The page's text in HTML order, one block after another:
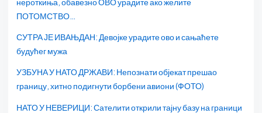
ПОТОМСТВО…
СУТРА ЈЕ ИВАЊДАН: Девојке урадите ово и сањаћете
будућег мужа
УЗБУНА У НАТО ДРЖАВИ: Непознати објекат прешао
границу, хитно подигнути борбени авиони (ФОТО)
НАТО У НЕВЕРИЦИ: Сателити открили тајну базу на граници